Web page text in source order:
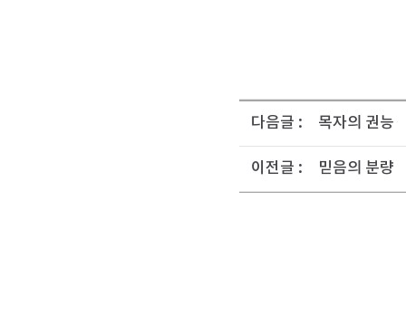
다음글 : 목자의 권능
이전글 : 믿음의 분량